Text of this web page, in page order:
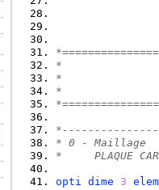
*
*
*
* 0 - Maillage
*     PLAQUE
opti dime 3 elem